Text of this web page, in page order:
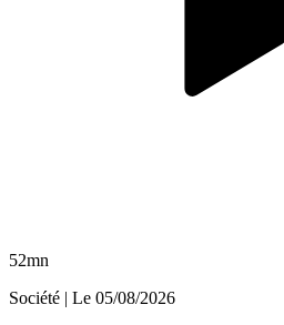
52mn
Société | Le 05/08/2026